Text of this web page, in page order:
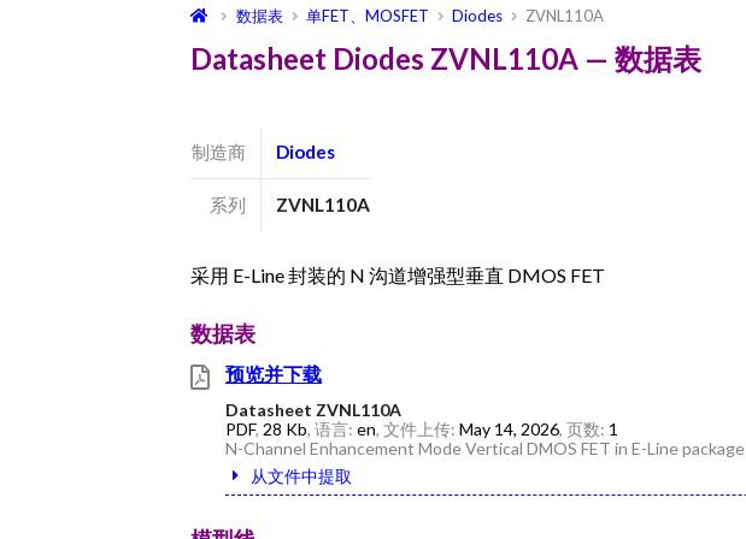
数据表 单FET、MOSFET Diodes ZVNL110A
Datasheet Diodes ZVNL110A — 数据表
制造商 Diodes
系列 ZVNL110A
采用 E-Line 封装的 N 沟道增强型垂直 DMOS FET
数据表
预览并下载
Datasheet ZVNL110A
PDF, 28 Kb, 语言: en, 文件上传: May 14, 2026, 页数: 1
N-Channel Enhancement Mode Vertical DMOS FET in E-Line package
从文件中提取